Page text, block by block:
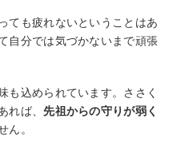
ても疲れないということはあ
自分では気づかないまで頑張
も込められています。ささく
れば、先祖からの守りが弱く
ん。